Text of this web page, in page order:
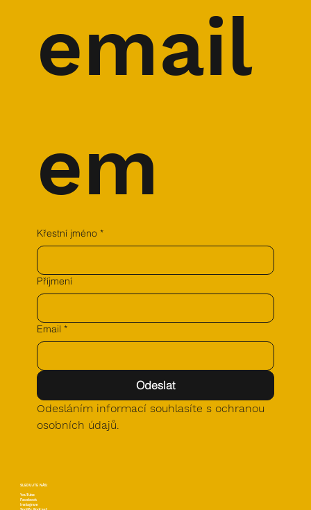
email
em
Křestní jméno *
Příjmení
Email *
Odeslat
Odesláním informací souhlasíte s ochranou
osobních údajů.
SLEDUJTE NÁS:
YouTube
Facebook
Instagram